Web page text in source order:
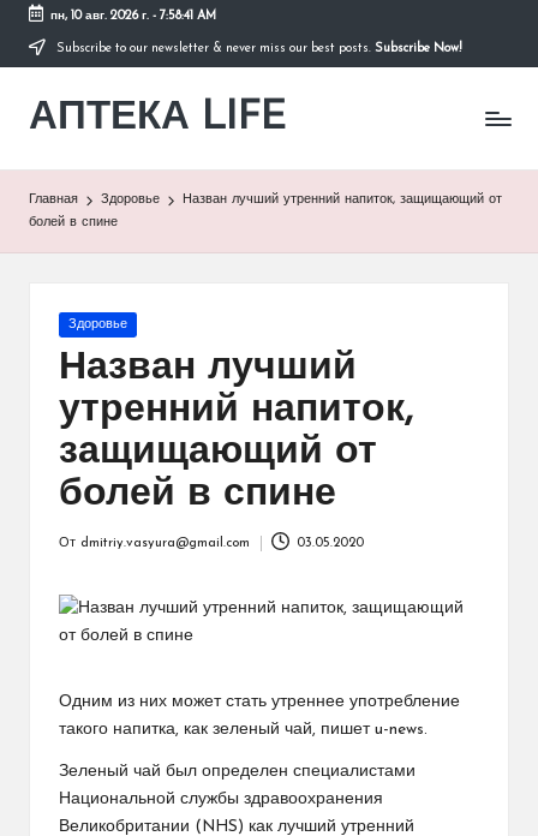
Перейти
содержимому
пн, 10 авг. 2026 г.- 7:58:41 AM
Subscribe to our newsletter & never miss our best posts. Subscribe Now!
АПТЕКА LIFE
сайт
здоровом
Главная Здоровье
Назван лучший утренний напиток, защищающий от
болей в спине
Опубликовано
Здоровье
Назван лучший
утренний напиток,
защищающий от
болей в спине
От dmitriy.vasyura@gmail.com 03.05.2020
Одним из них может стать утреннее употребление
такого напитка, как зеленый чай, пишет u-news.
Зеленый чай был определен специалистами
Национальной службы здравоохранения
Великобритании (NHS) как лучший утренний